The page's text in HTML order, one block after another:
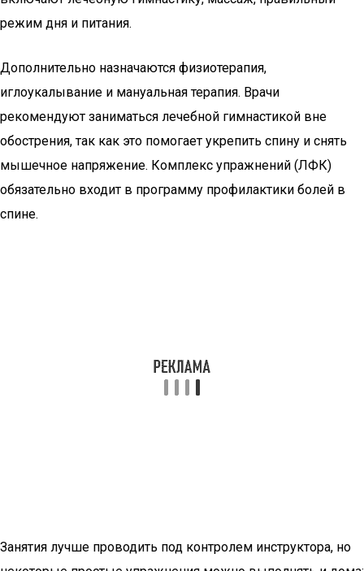
режим дня и питания.
Дополнительно назначаются физиотерапия,
иглоукалывание и мануальная терапия. Врачи
рекомендуют заниматься лечебной гимнастикой вне
обострения, так как это помогает укрепить спину и снять
мышечное напряжение. Комплекс упражнений (ЛФК)
обязательно входит в программу профилактики болей в
спине.
Занятия лучше проводить под контролем инструктора, но